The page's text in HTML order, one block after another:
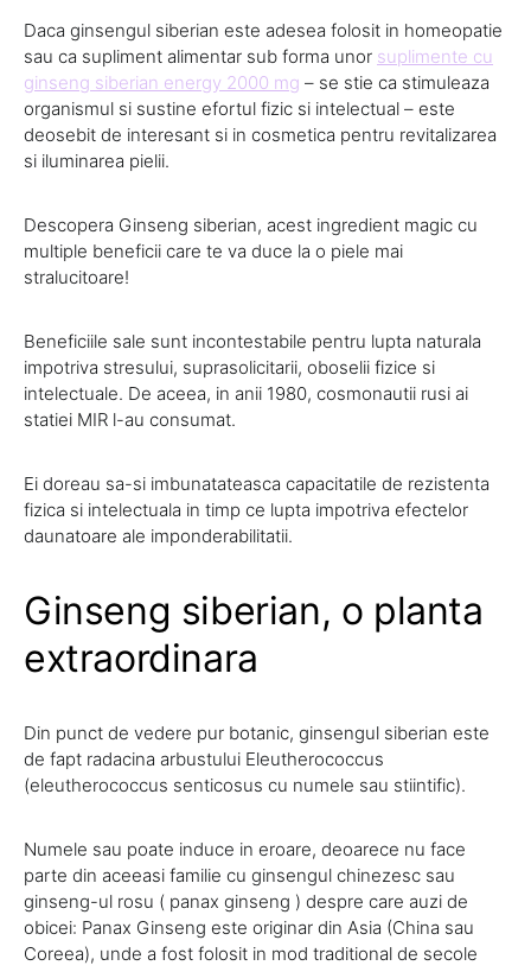
Daca ginsengul siberian este adesea folosit in homeopatie
sau ca supliment alimentar sub forma unor suplimente cu
ginseng siberian energy 2000 mg – se stie ca stimuleaza
organismul si sustine efortul fizic si intelectual – este
deosebit de interesant si in cosmetica pentru revitalizarea
si iluminarea pielii.
Descopera Ginseng siberian, acest ingredient magic cu
multiple beneficii care te va duce la o piele mai
stralucitoare!
Beneficiile sale sunt incontestabile pentru lupta naturala
impotriva stresului, suprasolicitarii, oboselii fizice si
intelectuale. De aceea, in anii 1980, cosmonautii rusi ai
statiei MIR l-au consumat.
Ei doreau sa-si imbunatateasca capacitatile de rezistenta
fizica si intelectuala in timp ce lupta impotriva efectelor
daunatoare ale imponderabilitatii.
Ginseng siberian, o planta
extraordinara
Din punct de vedere pur botanic, ginsengul siberian este
de fapt radacina arbustului Eleutherococcus
(eleutherococcus senticosus cu numele sau stiintific).
Numele sau poate induce in eroare, deoarece nu face
parte din aceeasi familie cu ginsengul chinezesc sau
ginseng-ul rosu ( panax ginseng ) despre care auzi de
obicei: Panax Ginseng este originar din Asia (China sau
Coreea), unde a fost folosit in mod traditional de secole